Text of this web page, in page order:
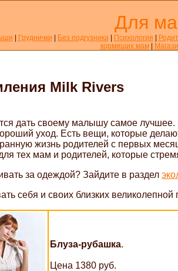
Для
Груднички Без подгузника| Психология
кормящих мам|
Milk Rivers
дать своему малышу самое
уход. Есть вещи, которые
жизнь родителей с первых
тех мам и родителей, которые
за одеждой? Зайдите в раздел
себя и своих близких
Блуза-рубашка.
Цена 1380 руб.